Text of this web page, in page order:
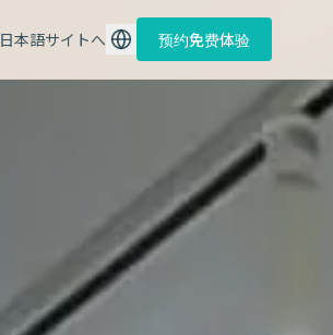
日本語サイトへ 预约免费体验